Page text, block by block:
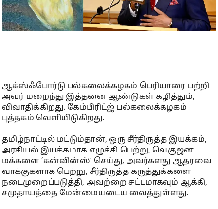
ஆக்ஸ்ஃபோர்டு பல்கலைக்கழகம் பெரியாரை பற்றி
அவர் மறைந்து இத்தனை ஆண்டுகள் கழித்தும்,
விவாதிக்கிறது. கேம்பிரிட்ஜ் பல்கலைக்கழகம்
புத்தகம் வெளியிடுகிறது.
தமிழ்நாட்டில் மட்டும்தான், ஒரு சீர்திருத்த இயக்கம்,
அரசியல் இயக்கமாக எழுச்சி பெற்று, வெகுஜன
மக்களை ’கன்வின்ஸ்’ செய்து, அவர்களது ஆதரவை
வாக்குகளாக பெற்று, சீர்திருத்த கருத்துக்களை
நடைமுறைப்படுத்தி, அவற்றை சட்டமாகவும் ஆக்கி,
சமுதாயத்தை மேன்மையடைய வைத்துள்ளது.